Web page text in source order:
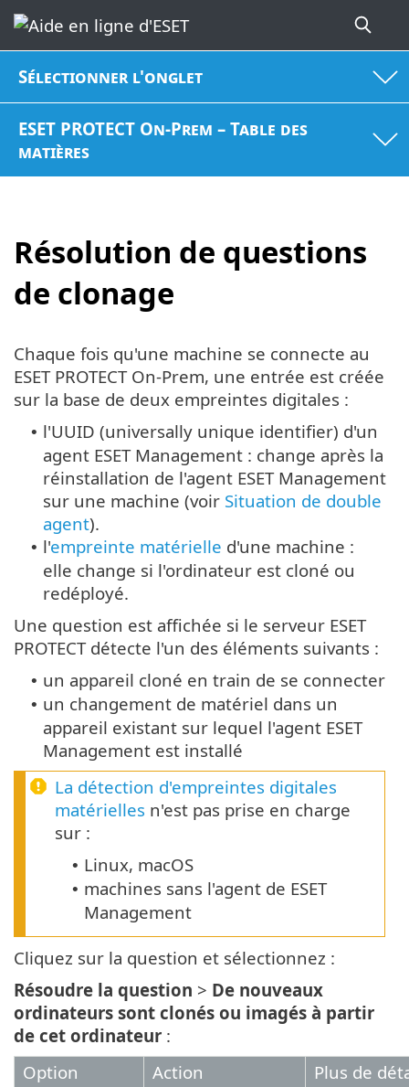
Sélectionner l'onglet
ESET PROTECT On-Prem – Table des
matières
Résolution de questions
de clonage
Chaque fois qu'une machine se connecte au
ESET PROTECT On-Prem, une entrée est créée
sur la base de deux empreintes digitales :
• l'UUID (universally unique identifier) d'un
agent ESET Management : change après la
réinstallation de l'agent ESET Management
sur une machine (voir Situation de double
agent).
• l'empreinte matérielle d'une machine :
elle change si l'ordinateur est cloné ou
redéployé.
Une question est affichée si le serveur ESET
PROTECT détecte l'un des éléments suivants :
• un appareil cloné en train de se connecter
• un changement de matériel dans un
appareil existant sur lequel l'agent ESET
Management est installé
La détection d'empreintes digitales
matérielles n'est pas prise en charge
sur :
• Linux, macOS
• machines sans l'agent de ESET
Management
Cliquez sur la question et sélectionnez :
Résoudre la question > De nouveaux
ordinateurs sont clonés ou imagés à partir
de cet ordinateur :
Option
Action
Plus de